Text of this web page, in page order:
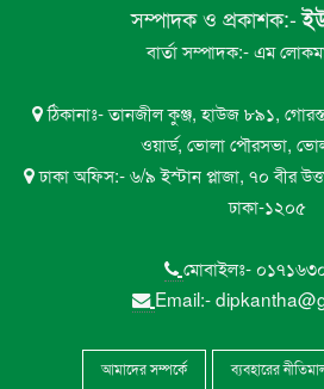
ভোলায় এন সিওর লেক
ভোলা সরকারি মহিলা
পরীক্ষা নিয়ে বিভ্রান্তির
সম্পাদক ও প্রকাশক:-
বার্তা সম্পাদক:- এম
ঠিকানাঃ- তানজীল কুঞ্জ, হাউজ ৮৯১,
ওয়ার্ড, ভোলা পৌরসভা,
ঢাকা অফিস:- ৬/৯ ইস্টান প্লাজা, ৭০ বীর
ঢাকা-১২০৫
মোবাইলঃ-
Email:-
আমাদের সম্পর্কে ব্যবহারের